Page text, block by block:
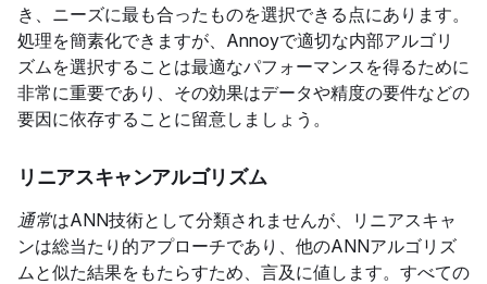
き、ニーズに最も合ったものを選択できる点にあります。
処理を簡素化できますが、Annoyで適切な内部アルゴリ
ズムを選択することは最適なパフォーマンスを得るために
非常に重要であり、その効果はデータや精度の要件などの
要因に依存することに留意しましょう。
リニアスキャンアルゴリズム
通常はANN技術として分類されませんが、リニアスキャ
ンは総当たり的アプローチであり、他のANNアルゴリズ
ムと似た結果をもたらすため、言及に値します。すべての